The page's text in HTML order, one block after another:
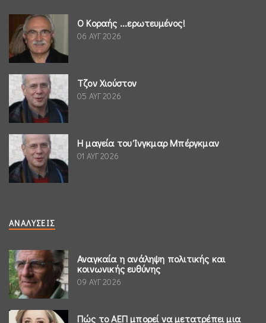
Ο Κοραής ...ερωτευμένος!
06 ΑΥΓ 2026
Τζον Χιούστον
05 ΑΥΓ 2026
Η μαγεία του Ίνγκμαρ Μπέργκμαν
01 ΑΥΓ 2026
ΑΝΑΛΎΣΕΙΣ
Αναγκαία η ανάληψη πολιτικής και
κοινωνικής ευθύνης
09 ΑΥΓ 2026
Πώς το ΑΕΠ μπορεί να μετατρέπει μια